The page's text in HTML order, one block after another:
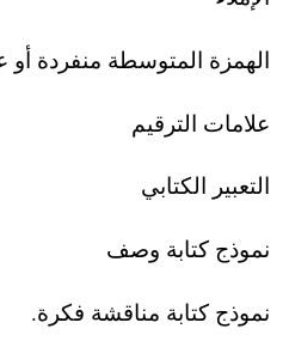
الهمزة المتوسطة منفردة
علامات الترقيم
التعبير الكتابي
نموذج كتابة وصف
نموذج كتابة مناقشة فكرة.